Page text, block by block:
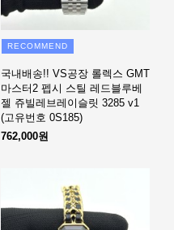
RECOMMEND
국내배송!! VS공장 롤렉스 GMT
마스터2 펩시 스틸 레드블루베
젤 쥬빌레브레이슬릿 3285 v1
(고유번호 0S185)
762,000원